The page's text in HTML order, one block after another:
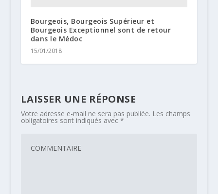
Bourgeois, Bourgeois Supérieur et
Bourgeois Exceptionnel sont de retour
dans le Médoc
15/01/2018
LAISSER UNE RÉPONSE
Votre adresse e-mail ne sera pas publiée. Les champs
obligatoires sont indiqués avec *